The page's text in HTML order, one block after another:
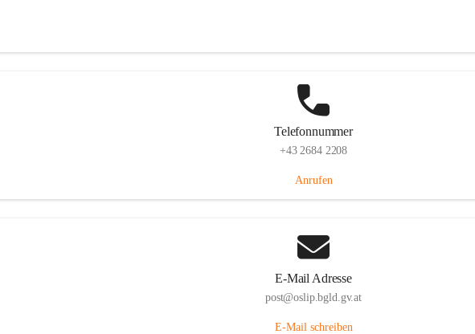
Telefonnummer
+43 2684 2208
Anrufen
E-Mail Adresse
post@oslip.bgld.gv.at
E-Mail schreiben